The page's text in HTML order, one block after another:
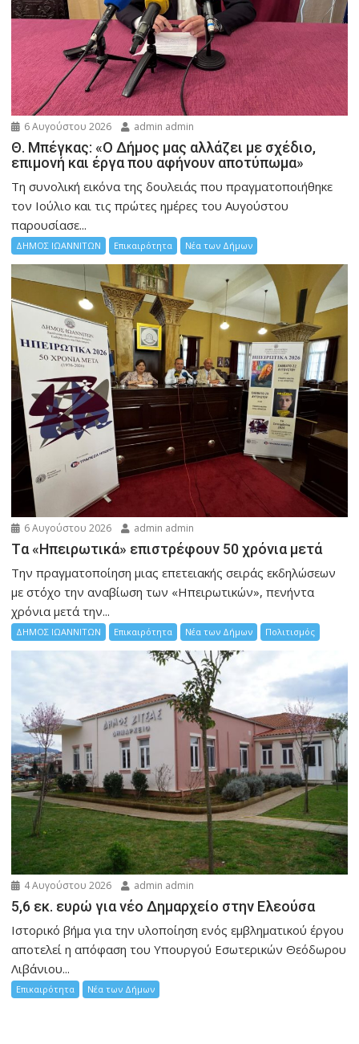
6 Αυγούστου 2026 admin admin
Θ. Μπέγκας: «Ο Δήμος μας αλλάζει με σχέδιο,
επιμονή και έργα που αφήνουν αποτύπωμα»
Τη συνολική εικόνα της δουλειάς που πραγματοποιήθηκε
τον Ιούλιο και τις πρώτες ημέρες του Αυγούστου
παρουσίασε...
ΔΗΜΟΣ ΙΩΑΝΝΙΤΩΝ Επικαιρότητα Νέα των Δήμων
6 Αυγούστου 2026 admin admin
Tα «Ηπειρωτικά» επιστρέφουν 50 χρόνια μετά
Την πραγματοποίηση μιας επετειακής σειράς εκδηλώσεων
με στόχο την αναβίωση των «Ηπειρωτικών», πενήντα
χρόνια μετά την...
ΔΗΜΟΣ ΙΩΑΝΝΙΤΩΝ Επικαιρότητα Νέα των Δήμων Πολιτισμός
4 Αυγούστου 2026 admin admin
5,6 εκ. ευρώ για νέο Δημαρχείο στην Ελεούσα
Ιστορικό βήμα για την υλοποίηση ενός εμβληματικού έργου
αποτελεί η απόφαση του Υπουργού Εσωτερικών Θεόδωρου
Λιβάνιου...
Επικαιρότητα Νέα των Δήμων